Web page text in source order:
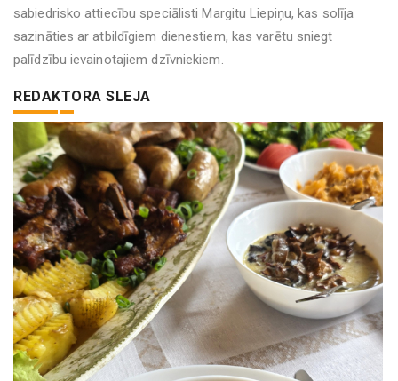
sabiedrisko attiecību speciālisti Margitu Liepiņu, kas solīja
sazināties ar atbildīgiem dienestiem, kas varētu sniegt
palīdzību ievainotajiem dzīvniekiem.
REDAKTORA SLEJA